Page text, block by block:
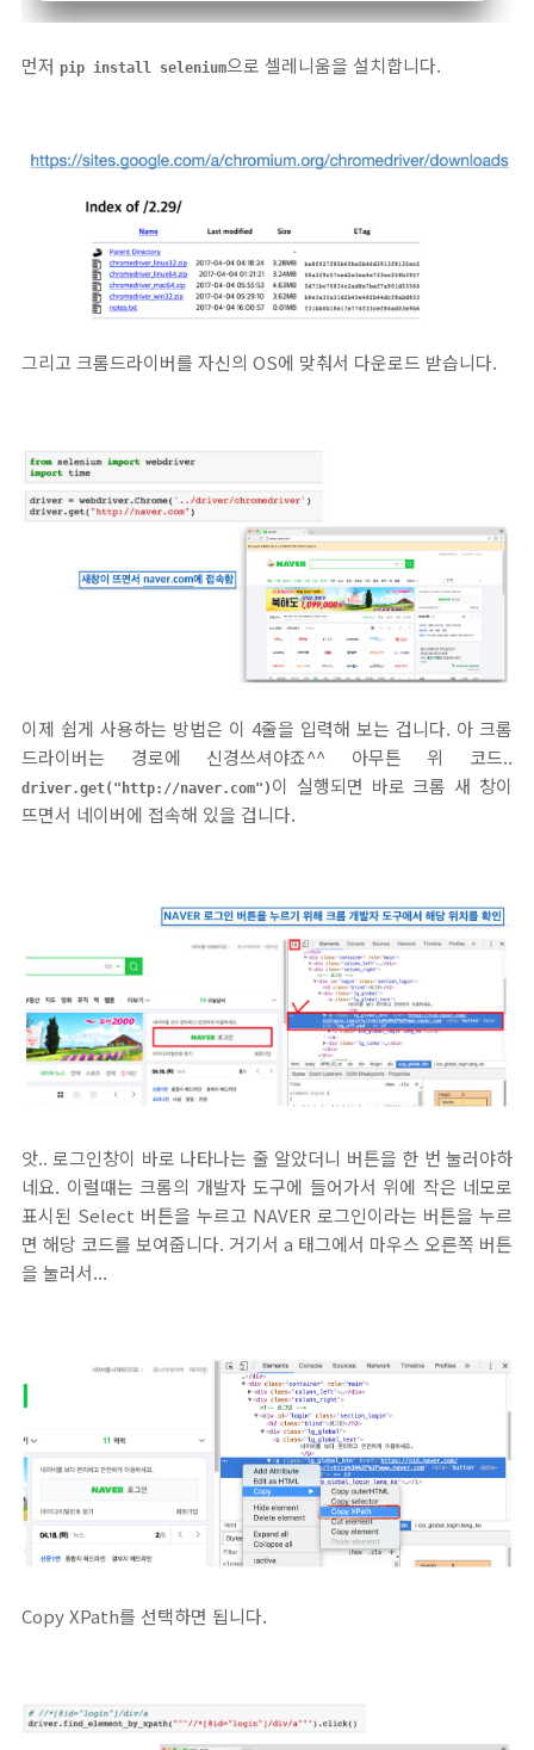
먼저 pip install selenium으로 셀레니움을 설치합니다.
그리고 크롬드라이버를 자신의 OS에 맞춰서 다운로드 받습니다.
이제 쉽게 사용하는 방법은 이 4줄을 입력해 보는 겁니다. 아 크롬
드라이버는 경로에 신경쓰셔야죠^^ 아무튼 위 코드..
driver.get("http://naver.com") 이 실행되면 바로 크롬 새 창이
뜨면서 네이버에 접속해 있을 겁니다.
앗.. 로그인창이 바로 나타나는 줄 알았더니 버튼을 한 번 눌러야하
네요. 이럴떄는 크롬의 개발자 도구에 들어가서 위에 작은 네모로
표시된 Select 버튼을 누르고 NAVER 로그인이라는 버튼을 누르
면 해당 코드를 보여줍니다. 거기서 a 태그에서 마우스 오른쪽 버튼
을 눌러서...
Copy XPath를 선택하면 됩니다.